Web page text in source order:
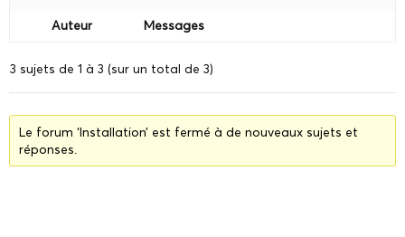
Auteur Messages
3 sujets de 1 à 3 (sur un total de 3)
Le forum ‘Installation’ est fermé à de nouveaux sujets et
réponses.